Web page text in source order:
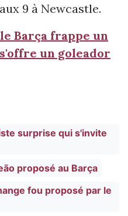
9 à Newcastle.
Barça frappe un
un goleador
surprise qui s'invite
proposé au Barça
fou proposé par le